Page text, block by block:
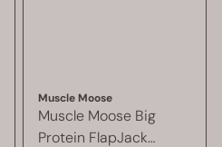
Muscle Moose
Muscle Moose Big
Protein FlapJack